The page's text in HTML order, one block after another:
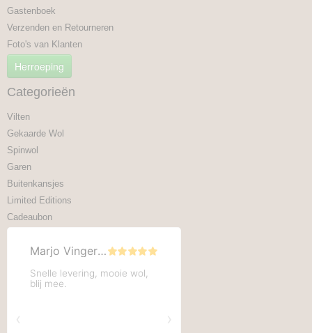
Gastenboek
Verzenden en Retourneren
Foto's van Klanten
Herroeping
Categorieën
Vilten
Gekaarde Wol
Spinwol
Garen
Buitenkansjes
Limited Editions
Cadeaubon